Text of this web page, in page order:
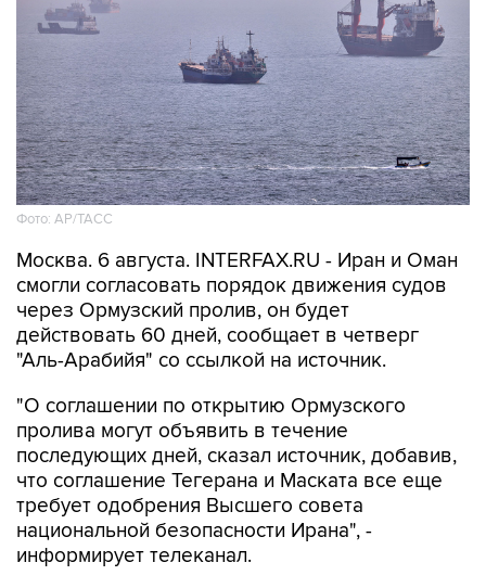
Фото: AP/ТАСС
Москва. 6 августа. INTERFAX.RU - Иран и Оман
смогли согласовать порядок движения судов
через Ормузский пролив, он будет
действовать 60 дней, сообщает в четверг
"Аль-Арабийя" со ссылкой на источник.
"О соглашении по открытию Ормузского
пролива могут объявить в течение
последующих дней, сказал источник, добавив,
что соглашение Тегерана и Маската все еще
требует одобрения Высшего совета
национальной безопасности Ирана", -
информирует телеканал.